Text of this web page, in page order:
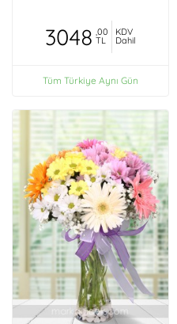
3048 ,00
TL
KDV
Dahil
Tüm Türkiye Aynı Gün